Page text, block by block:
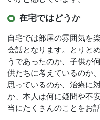
在宅ではどうか
自宅では部屋の雰囲気を
会話となります。とりと
うであったのか、子供が
供たちに考えているのか
思っているのか、治療に
か、本人は何に疑問や不
当にたくさんのことをお